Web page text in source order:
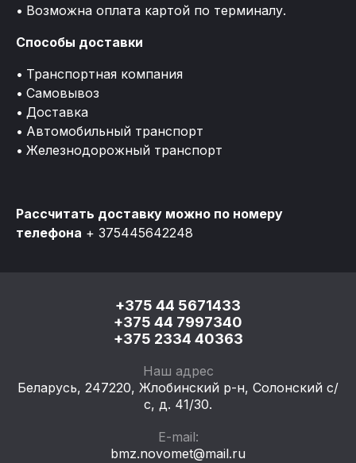
Возможна оплата картой по терминалу.
Способы доставки
Транспортная компания
Самовывоз
Доставка
Автомобильный транспорт
Железнодорожный транспорт
Рассчитать доставку можно по номеру
телефона + 375445642248
+375 44 5671433
+375 44 7997340
+375 2334 40363
Наш адрес
Беларусь, 247220, ​Жлобинский р-н, Солонский с/
с, д. 41/30.
E-mail:
bmz.novomet@mail.ru